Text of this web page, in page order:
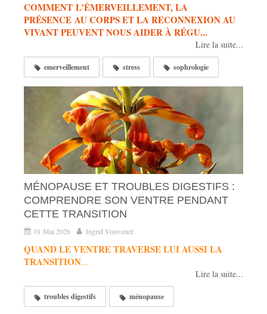
COMMENT L'ÉMERVEILLEMENT, LA
PRÉSENCE AU CORPS ET LA RECONNEXION AU
VIVANT PEUVENT NOUS AIDER À RÉGU...
Lire la suite...
emerveillement stress sophrologie
MÉNOPAUSE ET TROUBLES DIGESTIFS :
COMPRENDRE SON VENTRE PENDANT
CETTE TRANSITION
01 Mai 2026 Ingrid Voisvenel
QUAND LE VENTRE TRAVERSE LUI AUSSI LA
TRANSITION...
Lire la suite...
troubles digestifs ménopause